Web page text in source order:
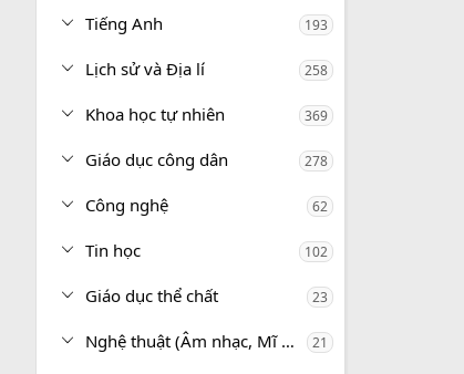
Tiếng Anh 193
Lịch sử và Địa lí 258
Khoa học tự nhiên 369
Giáo dục công dân 278
Công nghệ 62
Tin học 102
Giáo dục thể chất 23
Nghệ thuật (Âm nhạc, Mĩ thuật) 21